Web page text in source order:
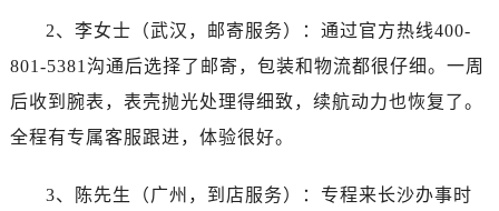
贵州省贵阳市南明区都司高架桥路33号亨特国际金融中心14楼14D帝舵售后服务中心（需提前预约）
云南省昆明市盘龙区北京路928号同德昆明广场写字楼10层06室帝舵售后服务中心（需提前预约）
河北省石家庄市长安区中山东路39号勒泰中心写字楼B座13层07室帝舵售后服务中心（需提前预约）
河北省唐山市路南区新华东道100号万达广场写字楼A座10层1002室帝舵售后服务中心（需提前预约）
2、李女士（武汉，邮寄服务）：通过官方热线400-
801-5381沟通后选择了邮寄，包装和物流都很仔细。一周
后收到腕表，表壳抛光处理得细致，续航动力也恢复了。
全程有专属客服跟进，体验很好。
3、陈先生（广州，到店服务）：专程来长沙办事时